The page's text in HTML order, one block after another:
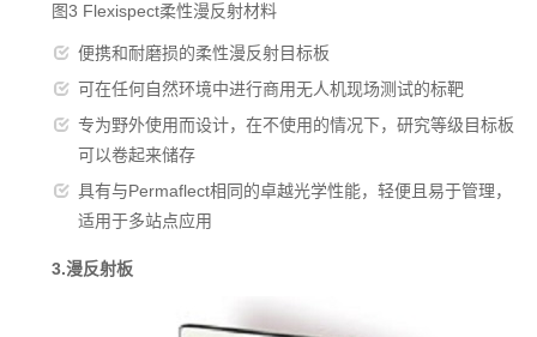
图3 Flexispect柔性漫反射材料
便携和耐磨损的柔性漫反射目标板
可在任何自然环境中进行商用无人机现场测试的标靶
专为野外使用而设计，在不使用的情况下，研究等级目标板
可以卷起来储存
具有与Permaflect相同的卓越光学性能，轻便且易于管理，
适用于多站点应用
3.漫反射板